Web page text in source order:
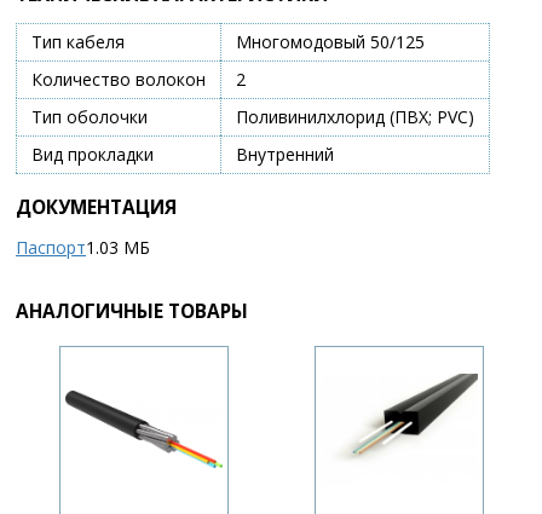
Тип кабеля
Многомодовый 50/125
Количество волокон
2
Тип оболочки
Поливинилхлорид (ПВХ; PVC)
Вид прокладки
Внутренний
ДОКУМЕНТАЦИЯ
Паспорт1.03 МБ
АНАЛОГИЧНЫЕ ТОВАРЫ